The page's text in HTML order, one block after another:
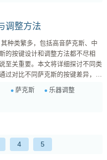
调整方法
的按键设计和调整方法都不尽相
至关重要。本文将详细探讨不同类
过对比不同萨克斯的按键差异，帮
的音色著称，常用于爵士乐和古典
演奏。高音萨克斯的按键特点包
萨克斯
乐器调整
4 5